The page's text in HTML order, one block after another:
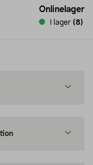
Onlinelager
I lager (8)